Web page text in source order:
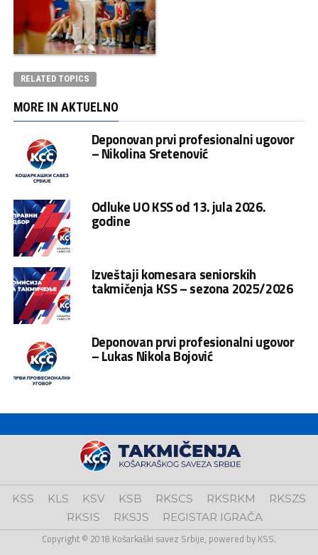
RELATED TOPICS
MORE IN AKTUELNO
Deponovan prvi profesionalni ugovor
– Nikolina Sretenović
Odluke UO KSS od 13. jula 2026.
godine
Izveštaji komesara seniorskih
takmičenja KSS – sezona 2025/2026
Deponovan prvi profesionalni ugovor
– Lukas Nikola Bojović
KSS KLS KSV KSB RKSCS RKSRKM
RKSZS
RKSIS
RKSJS REGISTAR IGRAČA
Copyright © 2018 Košarkaški savez Srbije, powered by KSS.